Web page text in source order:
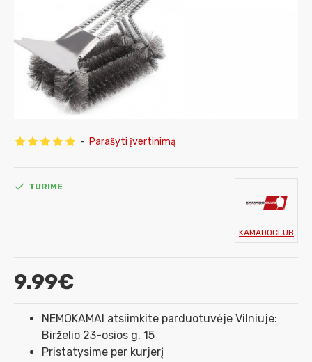
- Parašyti įvertinimą
9.99€
TURIME
KAMADOCLUB
NEMOKAMAI atsiimkite parduotuvėje Vilniuje:
Birželio 23-osios g. 15
Pristatysime per kurjerį